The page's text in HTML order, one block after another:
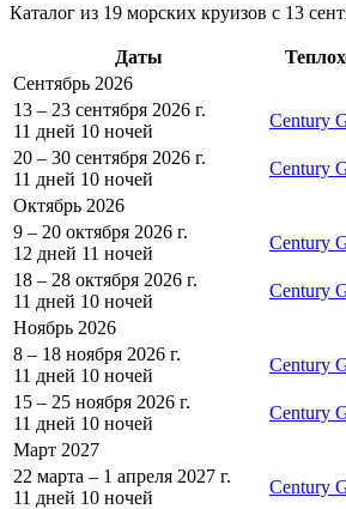
Каталог из 19 морских круизов с 13
Даты
Сентябрь 2026
13 – 23 сентября 2026 г.
11 дней 10 ночей
Century
20 – 30 сентября 2026 г.
11 дней 10 ночей
Century
Октябрь 2026
9 – 20 октября 2026 г.
12 дней 11 ночей
Century
18 – 28 октября 2026 г.
11 дней 10 ночей
Century
Ноябрь 2026
8 – 18 ноября 2026 г.
11 дней 10 ночей
Century
15 – 25 ноября 2026 г.
11 дней 10 ночей
Century
Март 2027
22 марта – 1 апреля 2027 г.
11 дней 10 ночей
Century